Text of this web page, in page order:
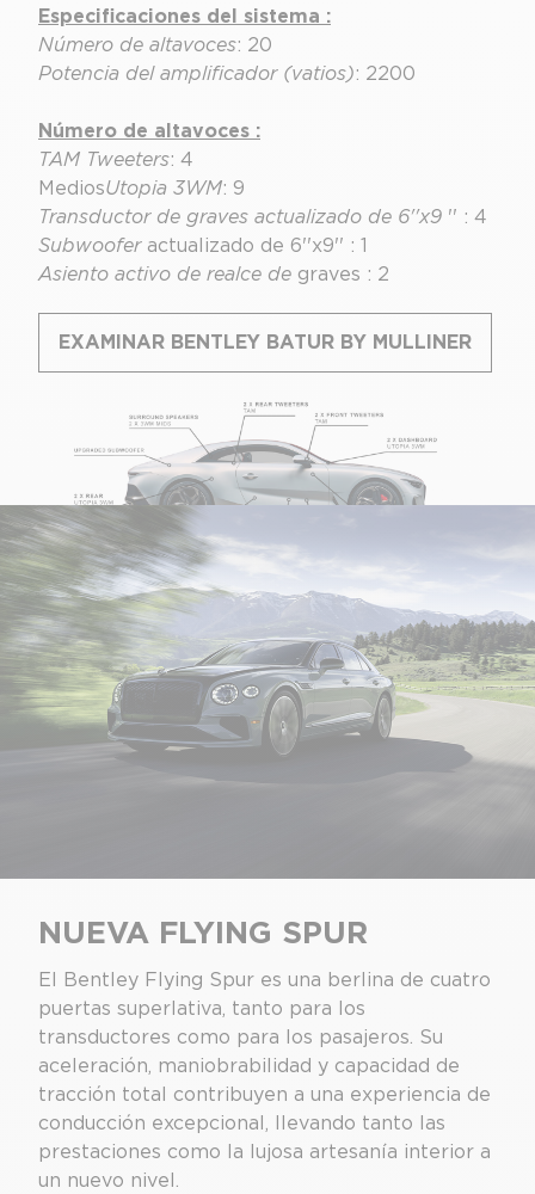
Especificaciones del sistema :
Número de altavoces: 20
Potencia del amplificador (vatios): 2200
Número de altavoces :
TAM Tweeters: 4
MediosUtopia 3WM: 9
Transductor de graves actualizado de 6''x9 '' : 4
Subwooferactualizado de 6''x9'' : 1
Asiento activo de realce de graves : 2
EXAMINAR BENTLEY BATUR BY MULLINER
NUEVA FLYING SPUR
El Bentley Flying Spur es una berlina de cuatro
puertas superlativa, tanto para los
transductores como para los pasajeros. Su
aceleración, maniobrabilidad y capacidad de
tracción total contribuyen a una experiencia de
conducción excepcional, llevando tanto las
prestaciones como la lujosa artesanía interior a
un nuevo nivel.